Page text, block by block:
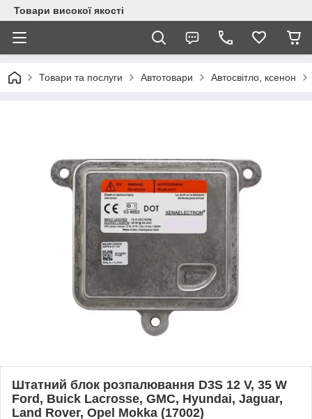
Товари високої якості
Товари та послуги Автотовари Автосвітло, ксенон
Штатний блок розпалювання D3S 12 V, 35 W
Ford, Buick Lacrosse, GMC, Hyundai, Jaguar,
Land Rover, Opel Mokka (17002)